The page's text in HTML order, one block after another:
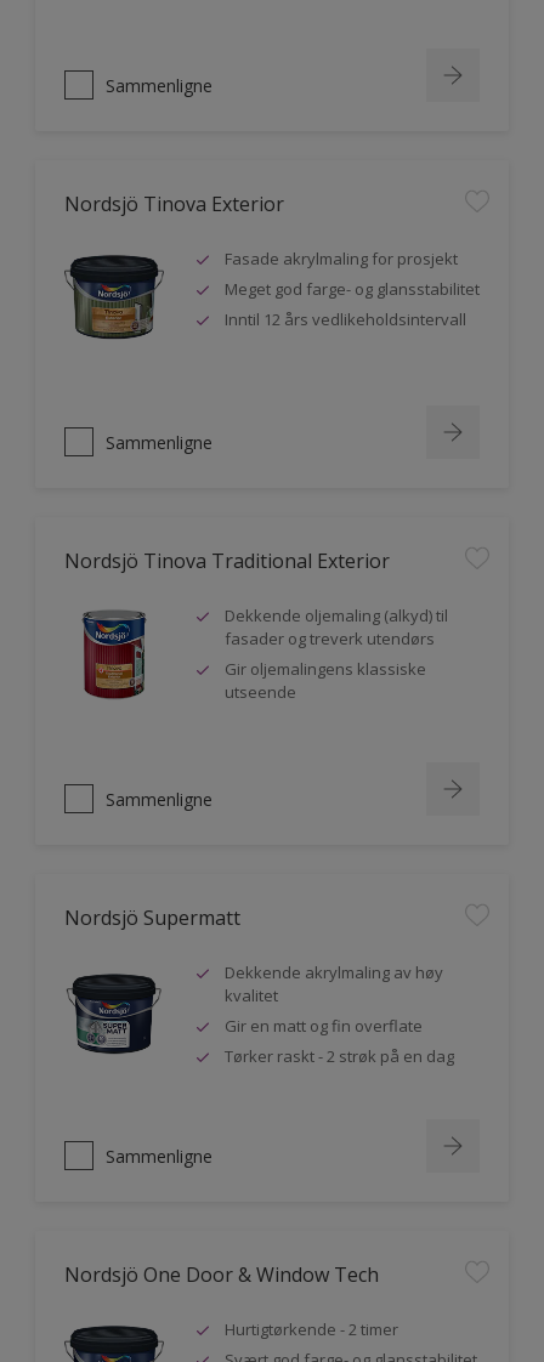
Sammenligne
Nordsjö Tinova Exterior
Fasade akrylmaling for prosjekt
Meget god farge- og glansstabilitet
Inntil 12 års vedlikeholdsintervall
Sammenligne
Nordsjö Tinova Traditional Exterior
Dekkende oljemaling (alkyd) til
fasader og treverk utendørs
Gir oljemalingens klassiske
utseende
Sammenligne
Nordsjö Supermatt
Dekkende akrylmaling av høy
kvalitet
Gir en matt og fin overflate
Tørker raskt - 2 strøk på en dag
Sammenligne
Nordsjö One Door & Window Tech
Hurtigtørkende - 2 timer